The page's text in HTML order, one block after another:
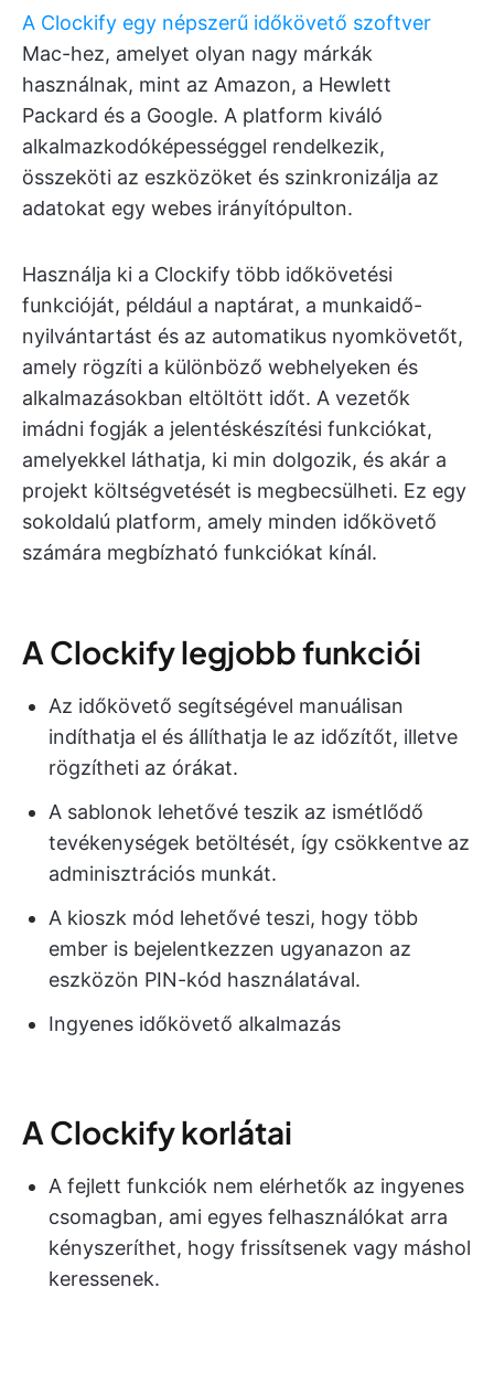
A Clockify egy népszerű időkövető szoftver
Mac-hez, amelyet olyan nagy márkák
használnak, mint az Amazon, a Hewlett
Packard és a Google. A platform kiváló
alkalmazkodóképességgel rendelkezik,
összeköti az eszközöket és szinkronizálja az
adatokat egy webes irányítópulton.
Használja ki a Clockify több időkövetési
funkcióját, például a naptárat, a munkaidő-
nyilvántartást és az automatikus nyomkövetőt,
amely rögzíti a különböző webhelyeken és
alkalmazásokban eltöltött időt. A vezetők
imádni fogják a jelentéskészítési funkciókat,
amelyekkel láthatja, ki min dolgozik, és akár a
projekt költségvetését is megbecsülheti. Ez egy
sokoldalú platform, amely minden időkövető
számára megbízható funkciókat kínál.
A Clockify legjobb funkciói
Az időkövető segítségével manuálisan
indíthatja el és állíthatja le az időzítőt, illetve
rögzítheti az órákat.
A sablonok lehetővé teszik az ismétlődő
tevékenységek betöltését, így csökkentve az
adminisztrációs munkát.
A kioszk mód lehetővé teszi, hogy több
ember is bejelentkezzen ugyanazon az
eszközön PIN-kód használatával.
Ingyenes időkövető alkalmazás
A Clockify korlátai
A fejlett funkciók nem elérhetők az ingyenes
csomagban, ami egyes felhasználókat arra
kényszeríthet, hogy frissítsenek vagy máshol
keressenek.